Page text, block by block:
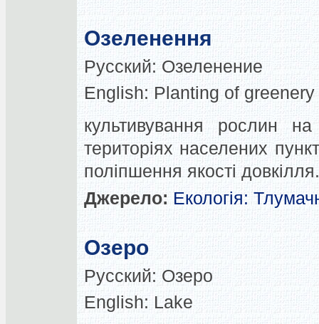
Озеленення
Русский: Озеленение
English: Planting of greenery
культивування рослин
територіях населених
поліпшення якості довкілля.
Джерело: Екологія:
Озеро
Русский: Озеро
English: Lake